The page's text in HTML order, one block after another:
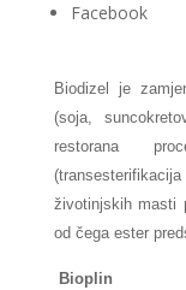
Facebook
Biodizel je
(soja,
restorana
životinjskih masti
od čega ester
Bioplin